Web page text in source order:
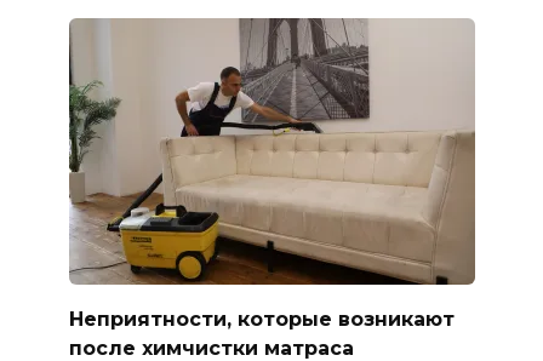
Неприятности, которые возникают
после химчистки матраса